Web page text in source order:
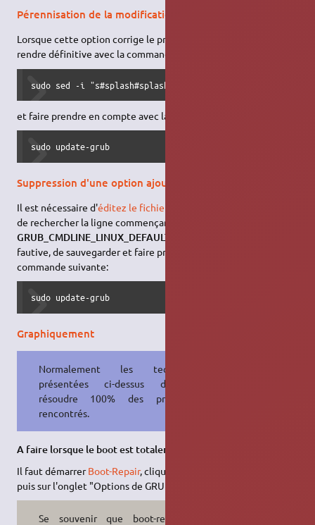
Pérennisation de la modification.
Lorsque cette option corrige le problème, il est possible de la
rendre définitive avec la commande suivante:
sudo sed -i "s#splash#splash Valeur Option Validée  #" /
et faire prendre en compte avec la commande suivante:
sudo update-grub
Suppression d'une option ajoutée inutilement.
Il est nécessaire d'éditez le fichier
de rechercher la ligne commençant par
GRUB_CMDLINE_LINUX_DEFAULT
fautive, de sauvegarder et faire prendre en compte avec la
commande suivante:
sudo update-grub
Graphiquement
Normalement les techniques
présentées ci-dessus devraient
résoudre 100% des problèmes
rencontrés.
A faire lorsque le boot est totalement impossible.
Il faut démarrerBoot-Repair, cliquer sur "Options avancées",
puis sur l'onglet "Options de GRUB" :
Se souvenir que boot-repair ne